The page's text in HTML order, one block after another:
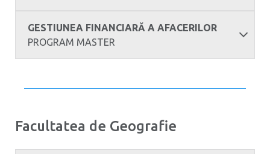
GESTIUNEA FINANCIARĂ A AFACERILOR
PROGRAM MASTER
Facultatea de Geografie